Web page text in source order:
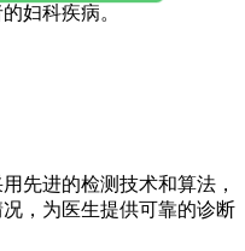
妇科疾病。
先进的检测技术和算法，
，为医生提供可靠的诊断